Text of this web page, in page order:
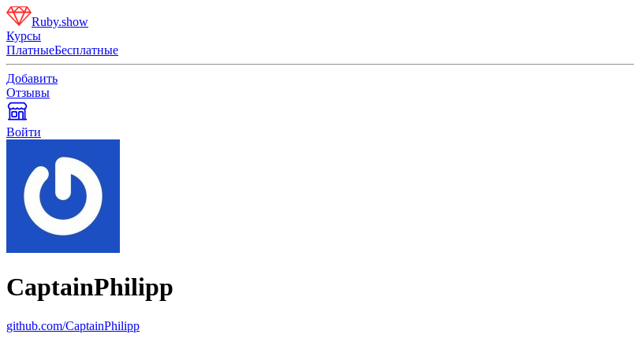
Ruby.show
Курсы
ПлатныеБесплатные
Добавить
Отзывы
Войти
CaptainPhilipp
github.com/CaptainPhilipp